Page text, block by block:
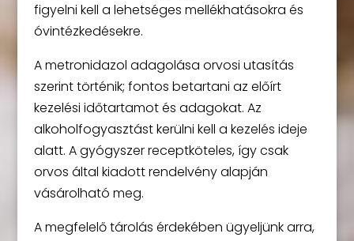
figyelni kell a lehetséges mellékhatásokra és
óvintézkedésekre.
A metronidazol adagolása orvosi utasítás
szerint történik; fontos betartani az előírt
kezelési időtartamot és adagokat. Az
alkoholfogyasztást kerülni kell a kezelés ideje
alatt. A gyógyszer receptköteles, így csak
orvos által kiadott rendelvény alapján
vásárolható meg.
A megfelelő tárolás érdekében ügyeljünk arra,